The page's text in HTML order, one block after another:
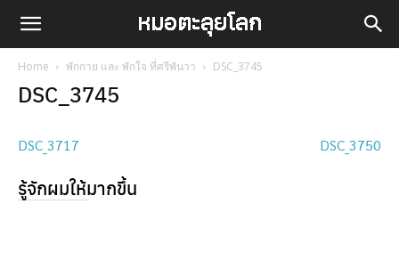
Home พักกาย และ พักใจ ที่ศรีพันวา DSC_3745
DSC_3745
DSC_3717 DSC_3750
รู้จักผมให้มากขึ้น